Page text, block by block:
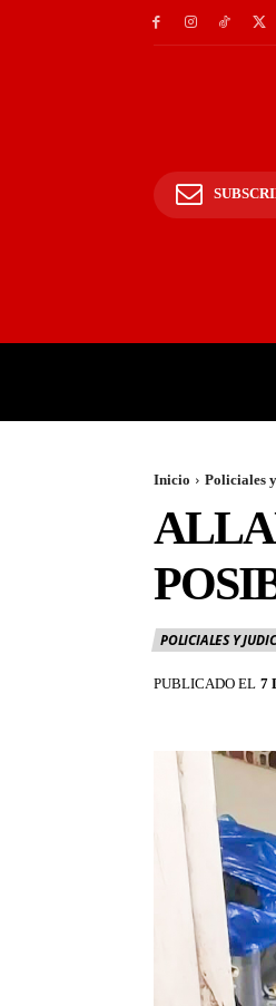
Inicio Policiales
POLICIALES Y
PUBLICADO EL 7